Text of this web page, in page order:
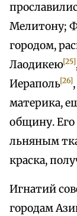
Мелитону;
городом,
Лаодикею[25]
Иераполь[26]
материка,
общину.
льняным
краска,
Игнатий
городам